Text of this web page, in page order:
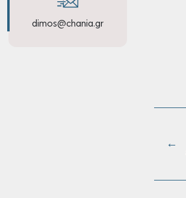
dimos@chania.gr
←